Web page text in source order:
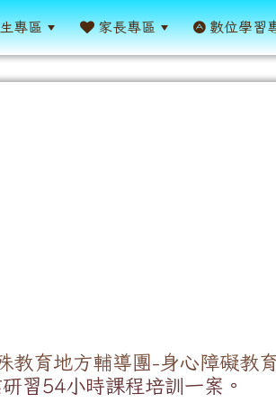
專區 家長專區 數位學習
教育地方輔導團-身心障礙教
習54小時課程培訓一案。